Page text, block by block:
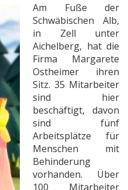
Am Fuße der
Schwäbischen Alb,
in Zell unter
Aichelberg, hat die
Firma Margarete
Ostheimer ihren
Sitz. 35 Mitarbeiter
sind hier
beschäftigt, davon
sind fünf
Arbeitsplätze für
Menschen mit
Behinderung
vorhanden. Über
100 Mitarbeiter